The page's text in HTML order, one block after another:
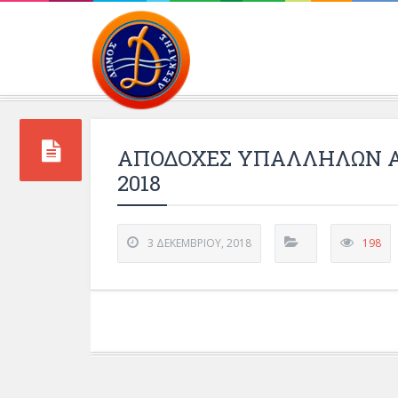
ΑΠΟΔΟΧΕΣ ΥΠΑΛΛΗΛΩΝ
2018
3 ΔΕΚΕΜΒΡΊΟΥ, 2018 198